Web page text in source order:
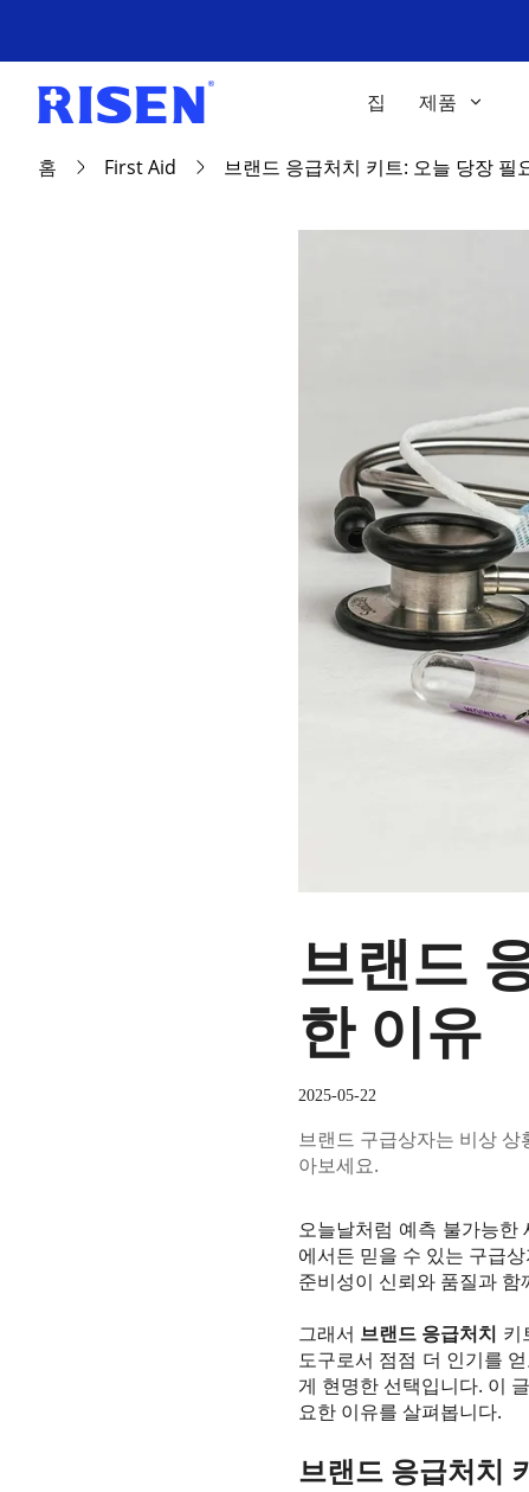
집 제품
홈 First Aid 브랜드 응급처치 키트: 오늘 당장 필
브랜드
한 이유
2025-05-22
브랜드 구급상자는 비상
아보세요.
오늘날처럼 예측 불가능한
에서든 믿을 수 있는 구급
준비성이 신뢰와 품질과
그래서 브랜드 응급처치 키
도구로서 점점 더 인기를
게 현명한 선택입니다. 이
요한 이유를 살펴봅니다.
브랜드 응급처치